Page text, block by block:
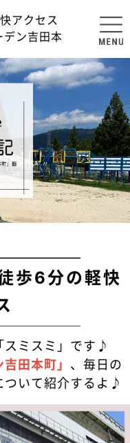
アクセス
デン吉田本
歩6分の軽快
スミスミ」です♪
田本町」 、毎日の
ついて紹介するよ♪